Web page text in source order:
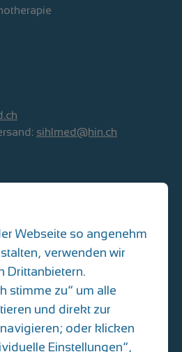
sihlmed@hin.ch
Webseite so angenehm
verwenden wir
Drittanbietern.
stimme zu“ um alle
und direkt zur
oder klicken
Einstellungen“,